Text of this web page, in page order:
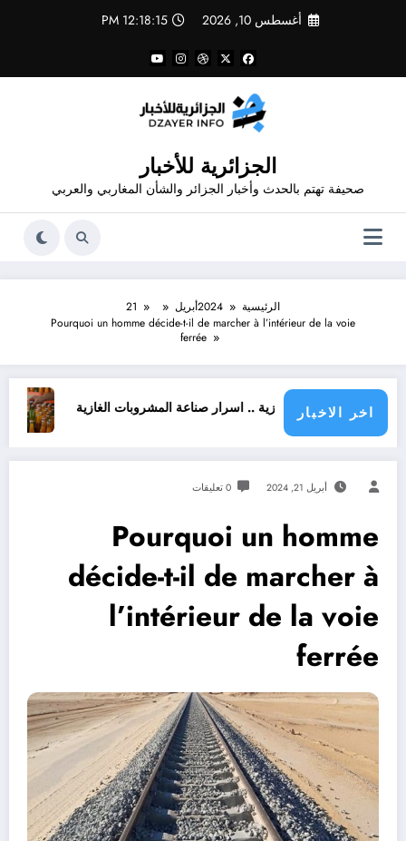
أغسطس 10, 2026 12:18:15 PM
الجزائرية للأخبار
صحيفة تهتم بالحدث وأخبار الجزائر والشأن المغاربي والعربي
الرئيسية 2024أبريل
21
Pourquoi un homme décide-t-il de marcher à l’intérieur de la voie
ferrée
اخر الاخبار
غازية .. اسرار صناعة المشروبات الغازية قانون المشروبات و المشروبات الغازية في
أبريل 21, 2024 0 تعليقات
Pourquoi un homme
décide-t-il de marcher à
l’intérieur de la voie
ferrée